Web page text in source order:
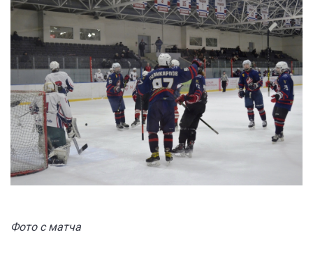
Фото с матча